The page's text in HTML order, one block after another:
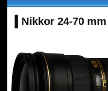
Nikkor 24-70